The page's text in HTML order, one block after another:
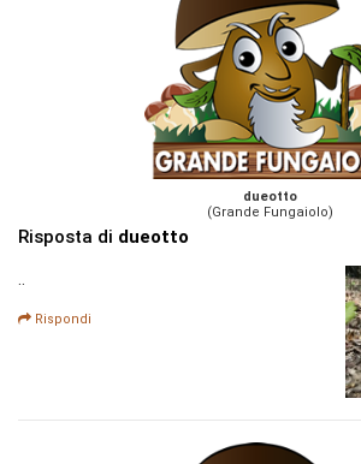
dueotto
(Grande Fungaiolo)
Risposta di dueotto
..
Rispondi